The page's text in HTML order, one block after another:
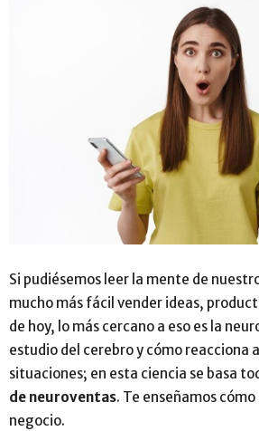
Si pudiésemos leer la mente de
mucho más fácil vender ideas,
de hoy, lo más cercano a eso es la
estudio del cerebro y cómo reacciona
situaciones; en esta ciencia se basa
de neuroventas. Te enseñamos
negocio.